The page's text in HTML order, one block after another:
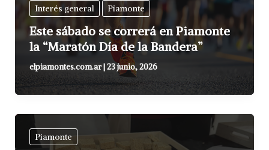
Interés general Piamonte
Este sábado se correrá en Piamonte
la “Maratón Día de la Bandera”
elpiamontes.com.ar|23 junio, 2026
Piamonte